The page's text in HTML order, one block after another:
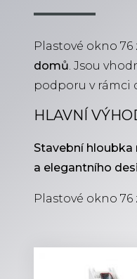
Plastové okno
domů. Jsou
podporu v
HLAVNÍ
Stavební hloubka
a elegantního
Plastové okno